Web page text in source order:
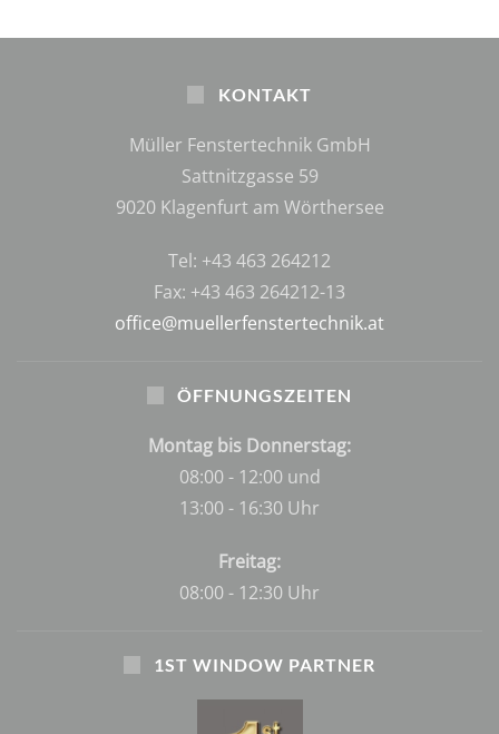
KONTAKT
Müller Fenstertechnik GmbH
Sattnitzgasse 59
9020 Klagenfurt am Wörthersee
Tel: +43 463 264212
Fax: +43 463 264212-13
office@muellerfenstertechnik.at
ÖFFNUNGSZEITEN
Montag bis Donnerstag:
08:00 - 12:00 und
13:00 - 16:30 Uhr
Freitag:
08:00 - 12:30 Uhr
1ST WINDOW PARTNER